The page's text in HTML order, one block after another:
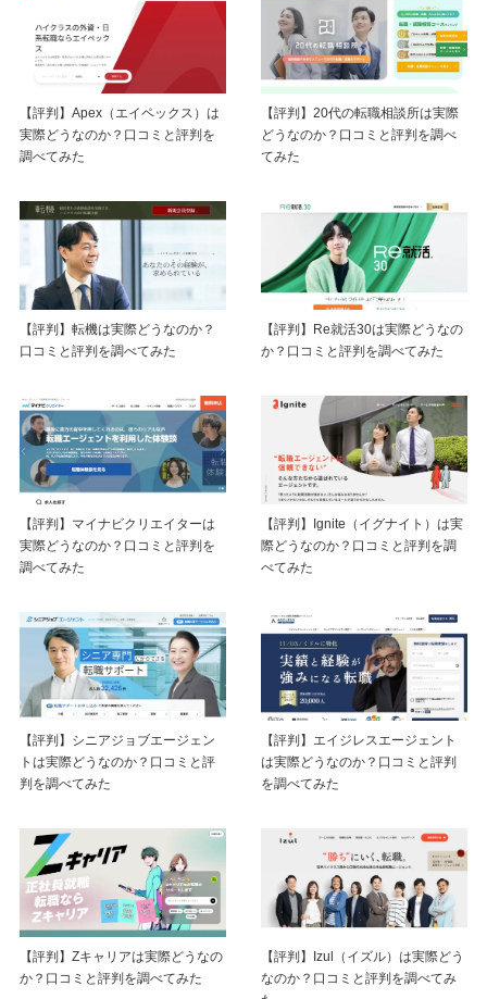
【評判】Apex（エイペックス）は
実際どうなのか？口コミと評判を
調べてみた
【評判】20代の転職相談所は実際
どうなのか？口コミと評判を調べ
てみた
【評判】転機は実際どうなのか？
口コミと評判を調べてみた
【評判】Re就活30は実際どうなの
か？口コミと評判を調べてみた
【評判】マイナビクリエイターは
実際どうなのか？口コミと評判を
調べてみた
【評判】Ignite（イグナイト）は実
際どうなのか？口コミと評判を調
べてみた
【評判】シニアジョブエージェン
トは実際どうなのか？口コミと評
判を調べてみた
【評判】エイジレスエージェント
は実際どうなのか？口コミと評判
を調べてみた
【評判】Zキャリアは実際どうなの
か？口コミと評判を調べてみた
【評判】Izul（イズル）は実際どう
なのか？口コミと評判を調べてみ